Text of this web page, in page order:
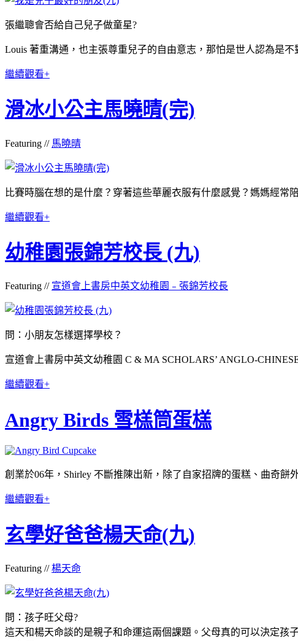
張繼聰會否給自己兒子做童星?
Louis 著重溝通，也主張尊重兒子的自由意志，那怕是世人認為是
繼續觀看+
滑冰小公主馬曉晴(完)
Featuring // 馬曉晴
比賽時腦在想的是什麼？穿著這些華麗衣服有什麼感覺？媽媽經
繼續觀看+
幼稚園張錦芳校長 (九)
Featuring // 宣道會上書房中英文幼稚園﹣張錦芳校長
問：小朋友怎樣選擇學校？
宣道會上書房中英文幼稚園 C & MA SCHOLARS’ ANGLO-
繼續觀看+
Angry Birds 雪榚筒蛋榚
創業於06年，Shirley 不斷推陳出新，除了自家招牌的蛋糕、曲奇
繼續觀看+
玄學好爸爸楊天命(九)
Featuring //楊天命
問：孩子旺父母?
這天和楊天命談的是親子和命運這兩個課題。父母真的可以決定孩